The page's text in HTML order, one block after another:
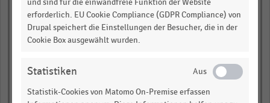
Brandenburg
empty
erforderlich. EU Cookie Compliance (GDPR Compliance) von
Drupal speichert die Einstellungen der Besucher, die in der
Cookie Box ausgewählt wurden.
Statistiken
Statistik-Cookies von Matomo On-Premise erfassen